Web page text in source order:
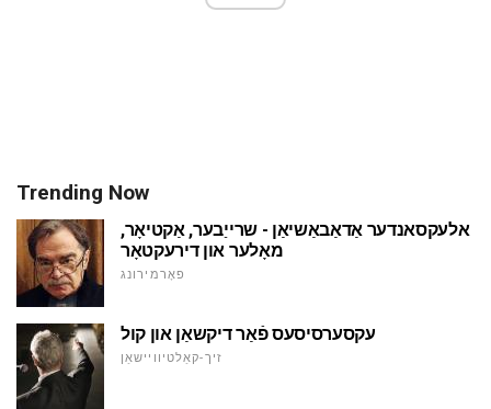
Trending Now
אלעקסאנדער אַדאַבאַשיאַן - שרייַבער, אַקטיאָר,
מאָלער און דירעקטאָר
פאָרמירונג
עקסערסיסעס פֿאַר דיקשאַן און קול
זיך-קאַלטיוויישאַן